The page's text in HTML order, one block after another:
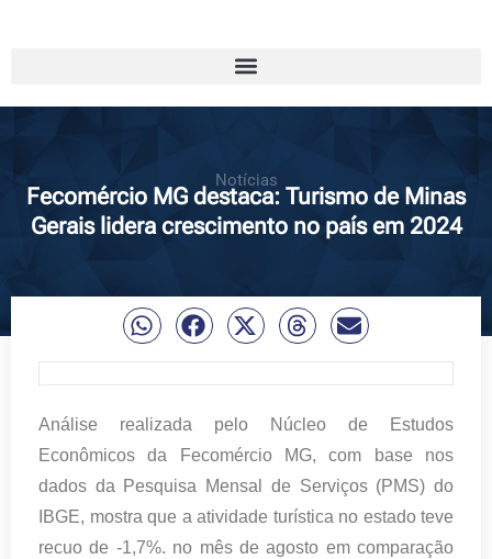
Notícias
Fecomércio MG destaca: Turismo de Minas
Gerais lidera crescimento no país em 2024
Análise realizada pelo Núcleo de Estudos
Econômicos da Fecomércio MG, com base nos
dados da Pesquisa Mensal de Serviços (PMS) do
IBGE, mostra que a atividade turística no estado teve
recuo de -1,7%. no mês de agosto em comparação